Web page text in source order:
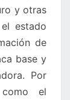
y otras
estado
de
base y
Por
el